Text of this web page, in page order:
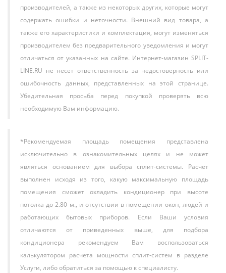
производителей, а также из некоторых других, которые могут
содержать ошибки и неточности. Внешний вид товара, а
также его характеристики и комплектация, могут изменяться
производителем без предварительного уведомления и могут
отличаться от указанных на сайте. Интернет-магазин SPLIT-
LINE.RU не несет ответственность за недостоверность или
ошибочность данных, представленных на этой странице.
Убедительная просьба перед покупкой проверять всю
необходимую Вам информацию.
*Рекомендуемая площадь помещения представлена
исключительно в ознакомительных целях и не может
являться основанием для выбора сплит-системы. Расчет
выполнен исходя из того, какую максимальную площадь
помещения сможет охладить кондиционер при высоте
потолка до 2.80 м., и отсутствии в помещении окон, людей и
работающих бытовых приборов. Если Ваши условия
отличаются от приведенных выше, для подбора
кондиционера рекомендуем Вам воспользоваться
калькулятором расчета мощности сплит-систем в разделе
Услуги, либо обратиться за помощью к специалисту.